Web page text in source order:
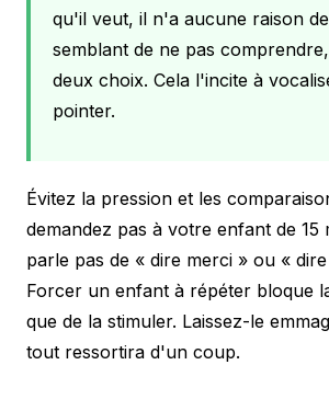
qu'il veut, il n'a aucune raison
semblant de ne pas
deux choix. Cela l'incite à
pointer.
Évitez la pression et les
demandez pas à votre enfant de 15
parle pas de « dire merci » ou «
Forcer un enfant à répéter bloque
que de la stimuler. Laissez-le
tout ressortira d'un coup.